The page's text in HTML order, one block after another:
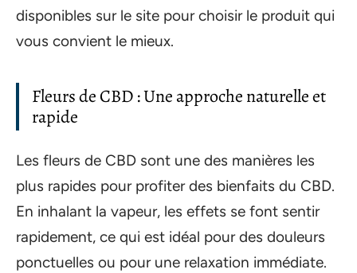
disponibles sur le site pour choisir le produit qui
vous convient le mieux.
Fleurs de CBD : Une approche naturelle et
rapide
Les fleurs de CBD sont une des manières les
plus rapides pour profiter des bienfaits du CBD.
En inhalant la vapeur, les effets se font sentir
rapidement, ce qui est idéal pour des douleurs
ponctuelles ou pour une relaxation immédiate.